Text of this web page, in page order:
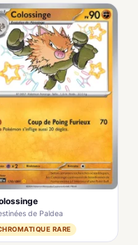
de Paldea
RARE